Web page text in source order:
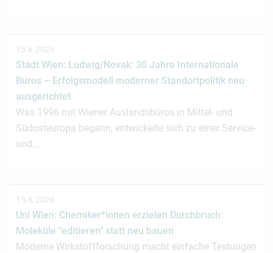
15.6.2026
Stadt Wien: Ludwig/Novak: 30 Jahre Internationale
Büros – Erfolgsmodell moderner Standortpolitik neu
ausgerichtet
Was 1996 mit Wiener Auslandsbüros in Mittel- und
Südosteuropa begann, entwickelte sich zu einer Service-
und…
15.6.2026
Uni Wien: Chemiker*innen erzielen Durchbruch:
Moleküle "editieren" statt neu bauen
Moderne Wirkstoffforschung macht einfache Testungen